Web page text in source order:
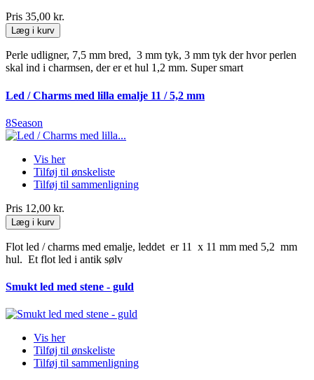
Pris 35,00 kr.
Læg i kurv
Perle udligner, 7,5 mm bred, 3 mm tyk, 3 mm tyk der hvor perlen
skal ind i charmsen, der er et hul 1,2 mm. Super smart
Led / Charms med lilla emalje 11 / 5,2 mm
8Season
Vis her
Tilføj til ønskeliste
Tilføj til sammenligning
Pris 12,00 kr.
Læg i kurv
Flot led / charms med emalje, leddet er 11 x 11 mm med 5,2 mm
hul. Et flot led i antik sølv
Smukt led med stene - guld
Vis her
Tilføj til ønskeliste
Tilføj til sammenligning